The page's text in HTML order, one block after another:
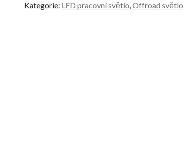
Kategorie: LED pracovní světlo,Offroad světlo